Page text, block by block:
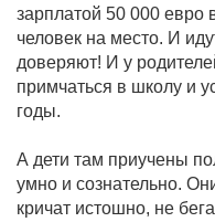
зарплатой 50 000 евро
человек на место. И
доверяют! И у
примчаться в школу и
годы.
А дети там приучены
умно и сознательно.
кричат истошно, не